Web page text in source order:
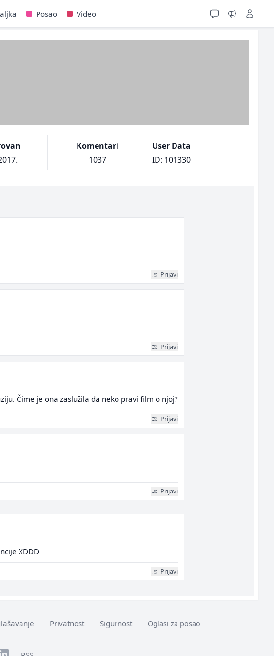
Posao Video
Komentari
1037
User Data
ID: 101330
Prijavi
Prijavi
Čime je ona zaslužila da neko pravi film o njoj?
Prijavi
Prijavi
XDDD
Prijavi
Privatnost Sigurnost Oglasi za posao